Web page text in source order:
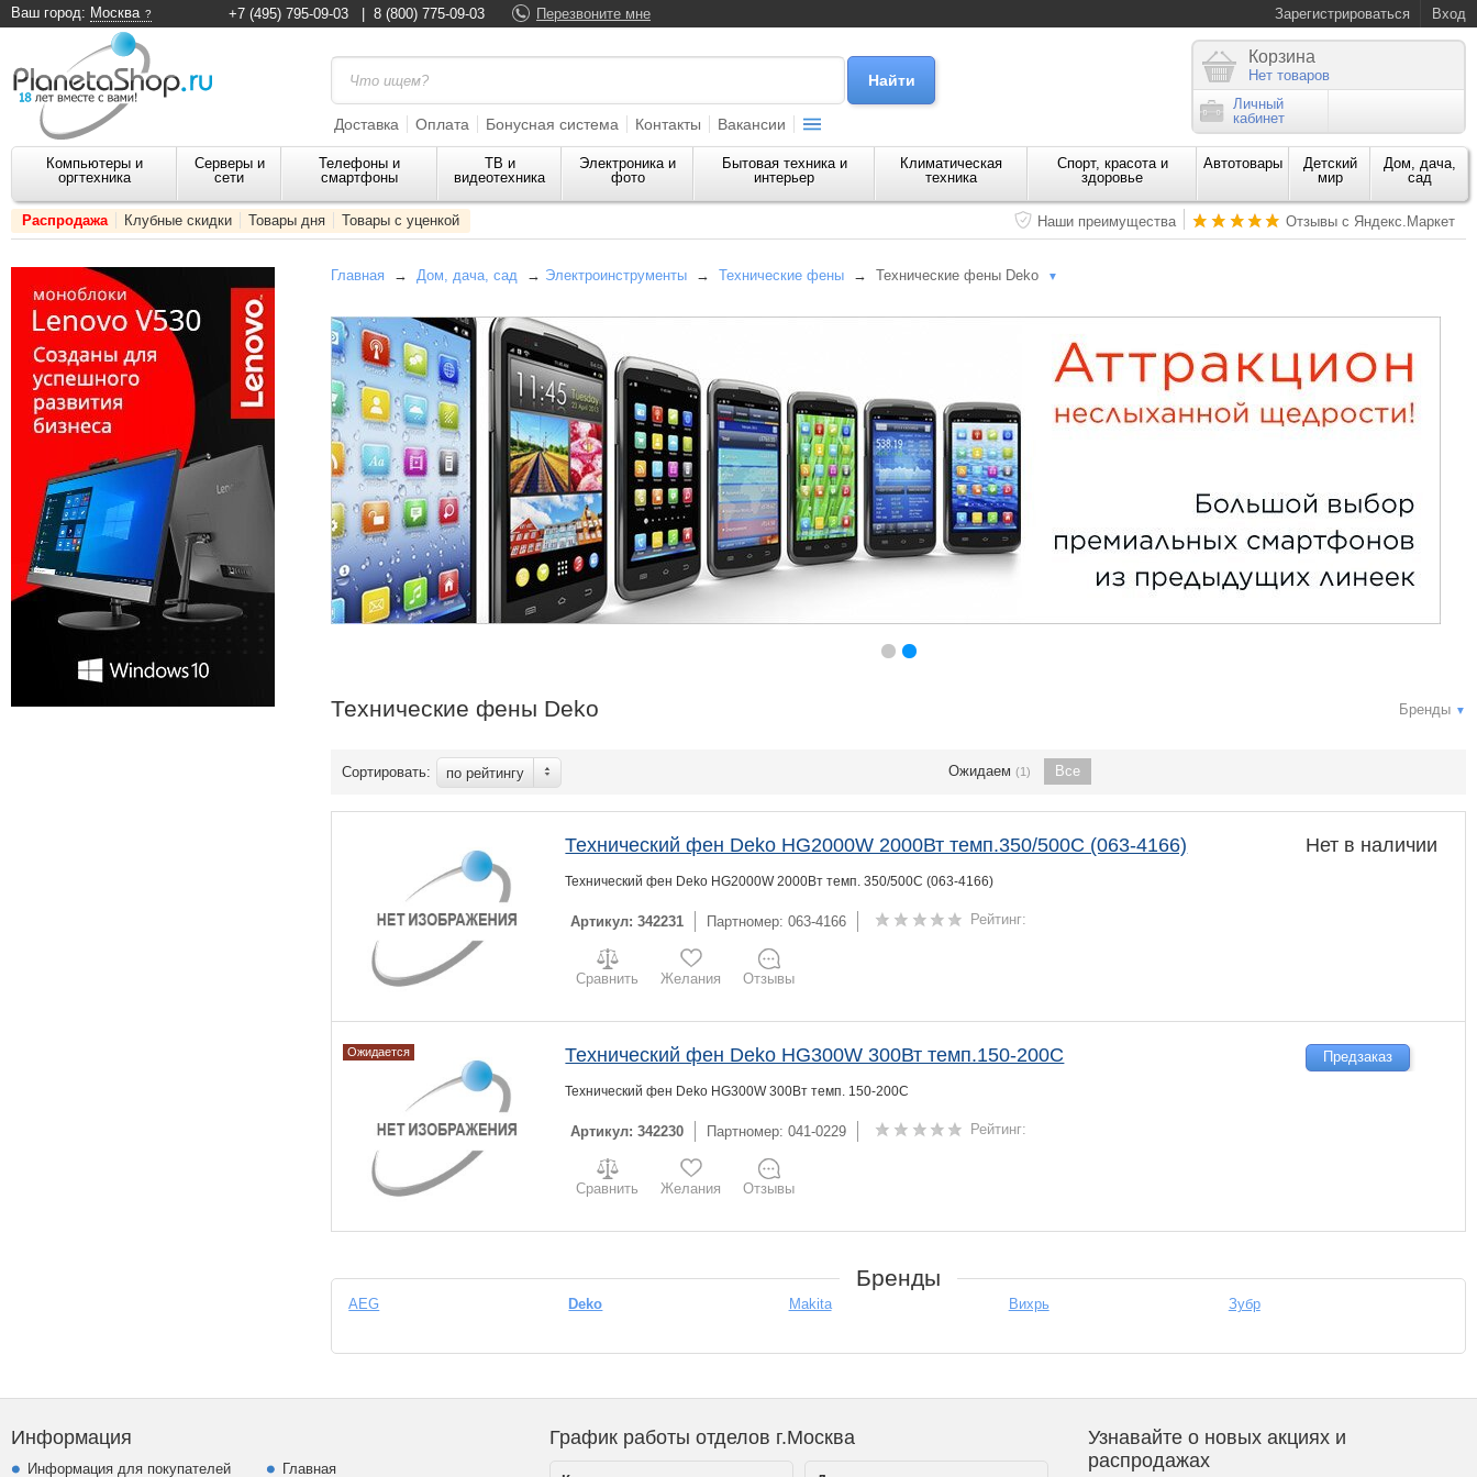
Ваш город: Москва Зарегистрироваться Вход
+7 (495) 795-09-03 8 (800) 775-09-03 Перезвоните мне
Доставка Оплата Бонусная система Контакты Вакансии
Корзина
Нет товаров
Личный
кабинет
Компьютеры и
оргтехника
Серверы и
сети
Телефоны и
смартфоны
ТВ и
видеотехника
Электроника и
фото
Бытовая техника и
интерьер
Климатическая
техника
Спорт, красота и
здоровье
Автотовары
Детский
мир
Дом, дача,
сад
Распродажа Клубные скидки Товары дня Товары с уценкой Наши преимущества Отзывы с Яндекс.Маркет
Главная →Дом, дача, сад → Электроинструменты →Технические фены →Технические фены Deko ▼
Бренды ▼
Технические фены Deko
Сортировать: по рейтингу Ожидаем (1) Все
Нет в наличии
Технический фен Deko HG2000W 2000Вт темп.350/500С (063-4166)
Технический фен Deko HG2000W 2000Вт темп. 350/500С (063-4166)
Артикул: 342231 Партномер: 063-4166 Рейтинг:
Сравнить Желания Отзывы
Ожидается Предзаказ
Технический фен Deko HG300W 300Вт темп.150-200С
Технический фен Deko HG300W 300Вт темп. 150-200С
Артикул: 342230 Партномер: 041-0229 Рейтинг:
Сравнить Желания Отзывы
Бренды
AEG Deko Makita Вихрь Зубр
Информация
Информация для покупателей Главная
График работы отделов г.Москва
Узнавайте о новых акциях и
распродажах